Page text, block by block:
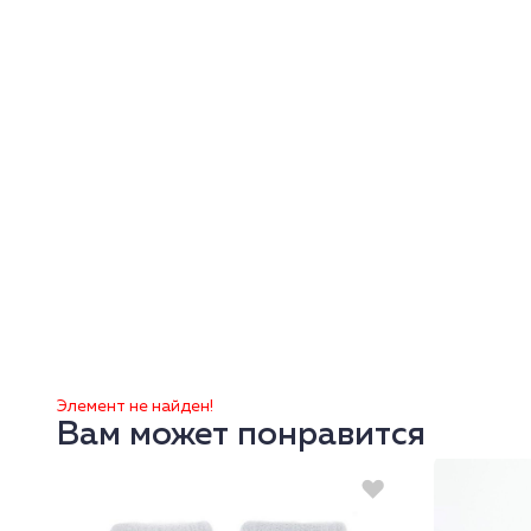
Элемент не найден!
Вам может понравится